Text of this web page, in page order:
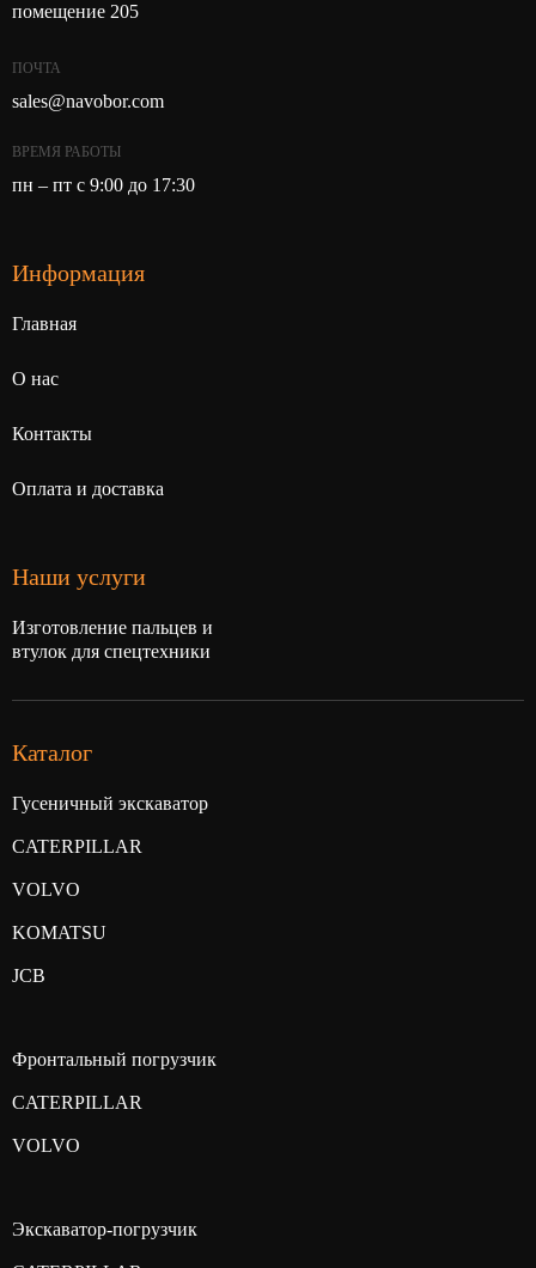
помещение 205
ПОЧТА
sales@navobor.com
ВРЕМЯ РАБОТЫ
пн – пт с 9:00 до 17:30
Наши услуги
Изготовление пальцев и
втулок для спецтехники
Информация
Главная
О нас
Контакты
Оплата и доставка
Каталог
Гусеничный экскаватор
CATERPILLAR
VOLVO
KOMATSU
JCB
Фронтальный погрузчик
CATERPILLAR
VOLVO
Экскаватор-погрузчик